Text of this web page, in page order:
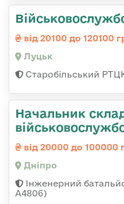
від 20100 до 120100
Луцьк
Старобільський
Начальник
від 20000 до 100000
Дніпро
Інженерний
А4806)